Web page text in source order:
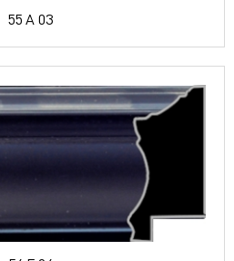
55 A 03